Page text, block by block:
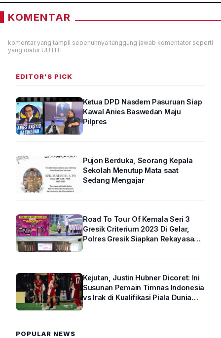
KOMENTAR
komentar yang tampil sepenuhnya tanggung jawab komentator seperti
yang diatur UU ITE
EDITOR'S PICK
Ketua DPD Nasdem Pasuruan Siap
Kawal Anies Baswedan Maju
Pilpres
Pujon Berduka, Seorang Kepala
Sekolah Menutup Mata saat
Sedang Mengajar
Road To Tour Of Kemala Seri 3
Gresik Criterium 2023 Di Gelar,
Polres Gresik Siapkan Rekayasa
Kejutan, Justin Hubner Dicoret: Ini
Susunan Pemain Timnas Indonesia
vs Irak di Kualifikasi Piala Dunia
POPULAR NEWS